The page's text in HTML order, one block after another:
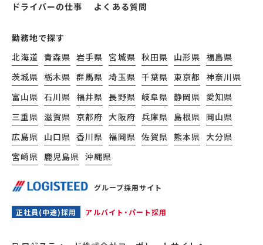
グループ採用サイト
正社員(中途)採用 アルバイト・パート採用
ドライバーの仕事
よくある質問
勤務地で探す
北海道 青森県 岩手県 宮城県 秋田県 山形県 福島県
茨城県 栃木県 群馬県 埼玉県 千葉県 東京都 神奈川県
富山県 石川県 福井県 長野県 岐阜県 静岡県 愛知県
三重県 滋賀県 京都府 大阪府 兵庫県 島根県 岡山県
広島県 山口県 香川県 福岡県 佐賀県 熊本県 大分県
宮崎県 鹿児島県 沖縄県